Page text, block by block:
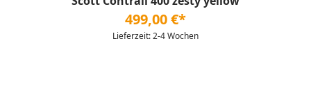
499,00 €*
Lieferzeit: 2-4 Wochen